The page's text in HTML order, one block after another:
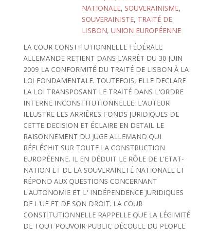
NATIONALE, SOUVERAINISME,
SOUVERAINISTE, TRAITÉ DE
LISBON, UNION EUROPÉENNE
LA COUR CONSTITUTIONNELLE FÉDÉRALE
ALLEMANDE RETIENT DANS L'ARRÈT DU 30 JUIN
2009 LA CONFORMITÉ DU TRAITÉ DE LISBON À LA
LOI FONDAMENTALE. TOUTEFOIS, ELLE DECLARE
LA LOI TRANSPOSANT LE TRAITÉ DANS L'ORDRE
INTERNE INCONSTITUTIONNELLE. L'AUTEUR
ILLUSTRE LES ARRIÊRES-FONDS JURIDIQUES DE
CETTE DECISION ET ÉCLAIRE EN DETAIL LE
RAISONNEMENT DU JUGE ALLEMAND QUI
RÉFLÉCHIT SUR TOUTE LA CONSTRUCTION
EUROPÉENNE. IL EN DÉDUIT LE RÔLE DE L'ETAT-
NATION ET DE LA SOUVERAINETÉ NATIONALE ET
RÉPOND AUX QUESTIONS CONCERNANT
L'AUTONOMIE ET L' INDÉPENDENCE JURIDIQUES
DE L'UE ET DE SON DROIT. LA COUR
CONSTITUTIONNELLE RAPPELLE QUE LA LÉGIMITÉ
DE TOUT POUVOIR PUBLIC DÉCOULE DU PEOPLE